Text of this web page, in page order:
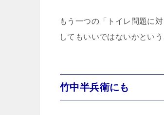
もう一つの「トイレ問題に
してもいいではないかとい
竹中半兵衛にも